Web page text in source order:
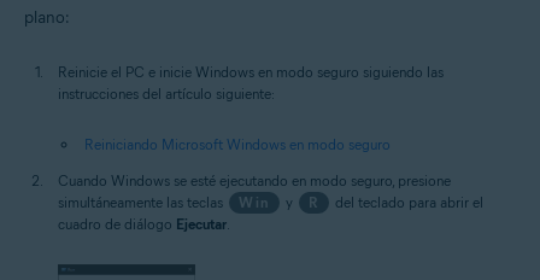
plano:
Reinicie el PC e inicie Windows en modo seguro siguiendo las
instrucciones del artículo siguiente:
Reiniciando Microsoft Windows en modo seguro
Cuando Windows se esté ejecutando en modo seguro, presione
simultáneamente las teclas
Win y R
del teclado para abrir el
cuadro de diálogo Ejecutar.